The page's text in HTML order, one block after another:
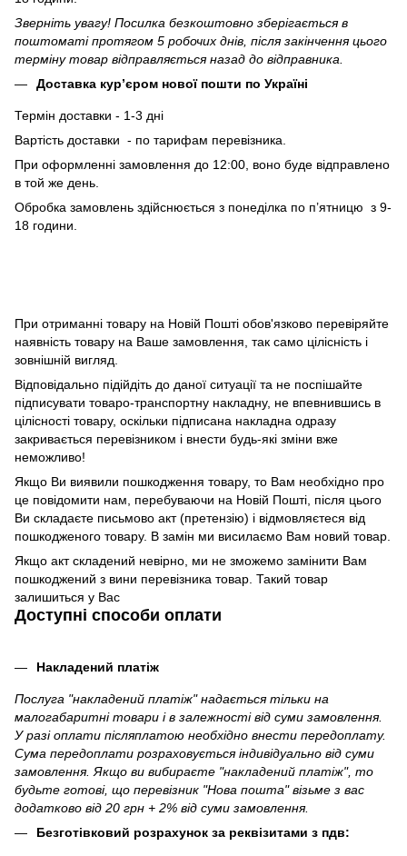
Зверніть увагу! Посилка безкоштовно зберігається в
поштоматі протягом 5 робочих днів, після закінчення цього
терміну товар відправляється назад до відправника.
Доставка кур’єром нової пошти по Україні
Термін доставки - 1-3 дні
Вартість доставки - по тарифам перевізника.
При оформленні замовлення до 12:00, воно буде відправлено
в той же день.
Обробка замовлень здійснюється з понеділка по п’ятницю з 9-
18 години.
При отриманні товару на Новій Пошті обов'язково перевіряйте
наявність товару на Ваше замовлення, так само цілісність і
зовнішній вигляд.
Відповідально підійдіть до даної ситуації та не поспішайте
підписувати товаро-транспортну накладну, не впевнившись в
цілісності товару, оскільки підписана накладна одразу
закривається перевізником і внести будь-які зміни вже
неможливо!
Якщо Ви виявили пошкодження товару, то Вам необхідно про
це повідомити нам, перебуваючи на Новій Пошті, після цього
Ви складаєте письмово акт (претензію) і відмовляєтеся від
пошкодженого товару. В замін ми висилаємо Вам новий товар.
Якщо акт складений невірно, ми не зможемо замінити Вам
пошкоджений з вини перевізника товар. Такий товар
залишиться у Вас
Доступні способи оплати
Накладений платіж
Послуга "накладений платіж" надається тільки на
малогабаритні товари і в залежності від суми замовлення.
У разі оплати післяплатою необхідно внести передоплату.
Сума передоплати розраховується індивідуально від суми
замовлення. Якщо ви вибираєте "накладений платіж", то
будьте готові, що перевізник "Нова пошта" візьме з вас
додатково від 20 грн + 2% від суми замовлення.
Безготівковий розрахунок за реквізитами з пдв: